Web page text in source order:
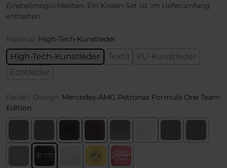
Einstellmöglichkeiten. Ein Kissen-Set ist im Lieferumfang
enthalten.
Material: High-Tech-Kunstleder
High-Tech-Kunstleder Textil
PU-Kunstleder
Echtleder
Farbe / Design: Mercedes-AMG Petronas Formula One Team
Edition